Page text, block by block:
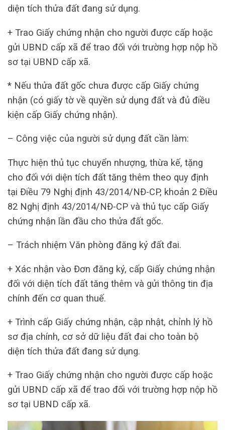
diện tích thửa đất đang sử dụng.
+ Trao Giấy chứng nhận cho người được cấp hoặc
gửi UBND cấp xã để trao đối với trường hợp nộp hồ
sơ tại UBND cấp xã.
* Nếu thửa đất gốc chưa được cấp Giấy chứng
nhận (có giấy tờ về quyền sử dụng đất và đủ điều
kiện cấp Giấy chứng nhận).
– Công việc của người sử dụng đất cần làm:
Thực hiện thủ tục chuyển nhượng, thừa kế, tặng
cho đối với diện tích đất tăng thêm theo quy định
tại Điều 79 Nghị định 43/2014/NĐ-CP, khoản 2 Điều
82 Nghị định 43/2014/NĐ-CP và thủ tục cấp Giấy
chứng nhận lần đầu cho thửa đất gốc.
– Trách nhiệm Văn phòng đăng ký đất đai.
+ Xác nhận vào Đơn đăng ký, cấp Giấy chứng nhận
đối với diện tích đất tăng thêm và gửi thông tin địa
chính đến cơ quan thuế.
+ Trình cấp Giấy chứng nhận, cập nhật, chỉnh lý hồ
sơ địa chính, cơ sở dữ liệu đất đai cho toàn bộ
diện tích thửa đất đang sử dụng.
+ Trao Giấy chứng nhận cho người được cấp hoặc
gửi UBND cấp xã để trao đối với trường hợp nộp hồ
sơ tại UBND cấp xã.